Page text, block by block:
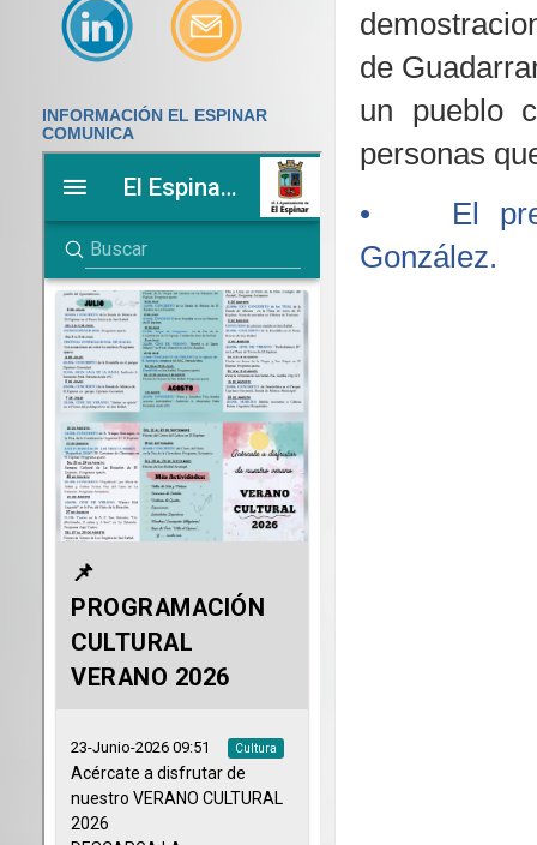
de
un pueblo
personas
• El
González.
INFORMACIÓN EL ESPINAR
COMUNICA